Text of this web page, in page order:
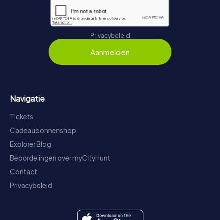
Privacybeleid
Aanmelden
Navigatie
Tickets
Cadeaubonnenshop
Explorer Blog
Beoordelingen over myCityHunt
Contact
Privacybeleid